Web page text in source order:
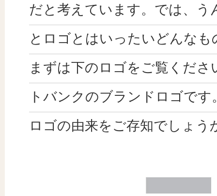
だと考えています。では、う
とロゴとはいったいどんなも
まずは下のロゴをご覧くださ
トバンクのブランドロゴで
ロゴの由来をご存知でしょう